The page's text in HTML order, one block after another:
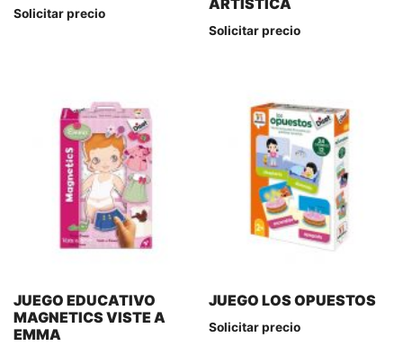
Solicitar precio
Solicitar precio
JUEGO EDUCATIVO
MAGNETICS VISTE A
EMMA
JUEGO LOS OPUESTOS
Solicitar precio